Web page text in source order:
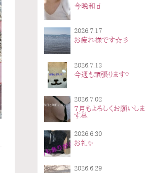
今晩和🧃
2026.7.17
お疲れ様です☆彡
2026.7.13
今週も頑張ります♡
2026.7.02
7月もよろしくお願いしま
す🙇
2026.6.30
お礼✨
2026.6.29